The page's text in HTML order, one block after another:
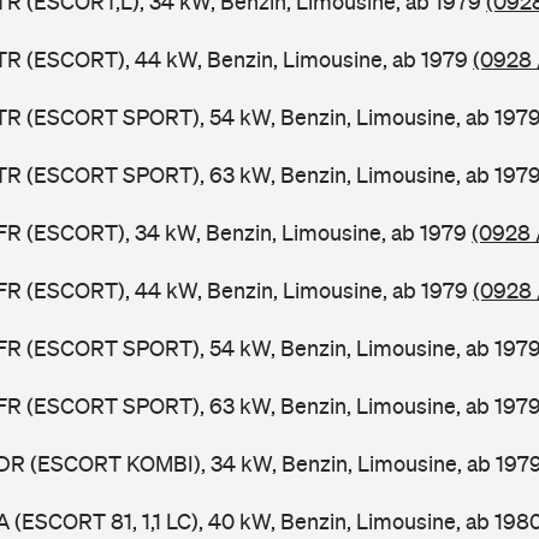
(ESCORT), 44 kW, Benzin, Limousine, ab 1979 (0928
(ESCORT SPORT), 54 kW, Benzin, Limousine, ab
(ESCORT SPORT), 63 kW, Benzin, Limousine, ab
(ESCORT), 34 kW, Benzin, Limousine, ab 1979 (0928
(ESCORT), 44 kW, Benzin, Limousine, ab 1979 (0928
(ESCORT SPORT), 54 kW, Benzin, Limousine, ab
(ESCORT SPORT), 63 kW, Benzin, Limousine, ab
(ESCORT KOMBI), 34 kW, Benzin, Limousine, ab
(ESCORT 81, 1,1 LC), 40 kW, Benzin, Limousine, ab